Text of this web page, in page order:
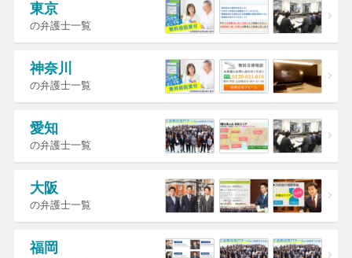
東京
の弁護士一覧
神奈川
の弁護士一覧
愛知
の弁護士一覧
大阪
の弁護士一覧
福岡